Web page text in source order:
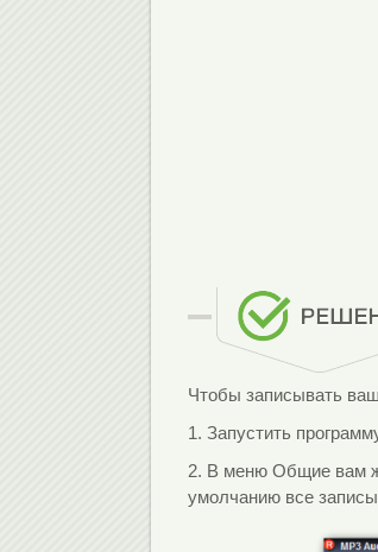
Чтобы записывать
1. Запустить
2. В меню Общие вам
умолчанию все